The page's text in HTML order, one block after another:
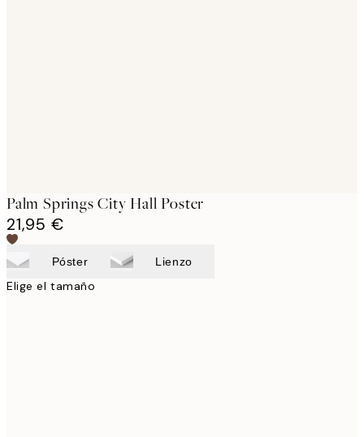
Palm Springs City Hall Poster
21,95 €
Póster Lienzo
Elige el tamaño